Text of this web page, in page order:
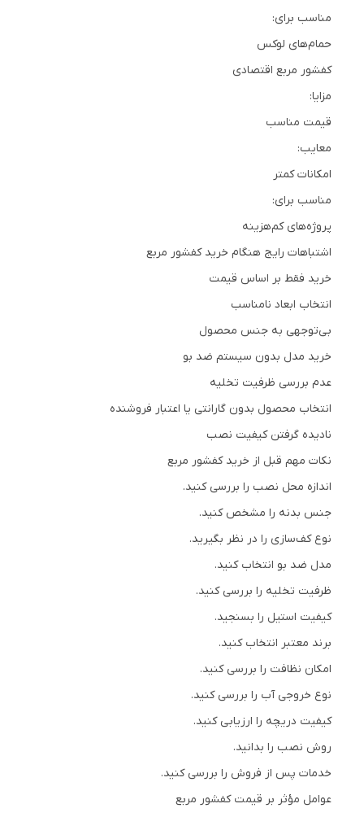
مناسب برای:
حمام‌های لوکس
کفشور مربع اقتصادی
مزایا:
قیمت مناسب
معایب:
امکانات کمتر
مناسب برای:
پروژه‌های کم‌هزینه
اشتباهات رایج هنگام خرید کفشور مربع
خرید فقط بر اساس قیمت
انتخاب ابعاد نامناسب
بی‌توجهی به جنس محصول
خرید مدل بدون سیستم ضد بو
عدم بررسی ظرفیت تخلیه
انتخاب محصول بدون گارانتی یا اعتبار فروشنده
نادیده گرفتن کیفیت نصب
نکات مهم قبل از خرید کفشور مربع
اندازه محل نصب را بررسی کنید.
جنس بدنه را مشخص کنید.
نوع کف‌سازی را در نظر بگیرید.
مدل ضد بو انتخاب کنید.
ظرفیت تخلیه را بررسی کنید.
کیفیت استیل را بسنجید.
برند معتبر انتخاب کنید.
امکان نظافت را بررسی کنید.
نوع خروجی آب را بررسی کنید.
کیفیت دریچه را ارزیابی کنید.
روش نصب را بدانید.
خدمات پس از فروش را بررسی کنید.
عوامل مؤثر بر قیمت کفشور مربع